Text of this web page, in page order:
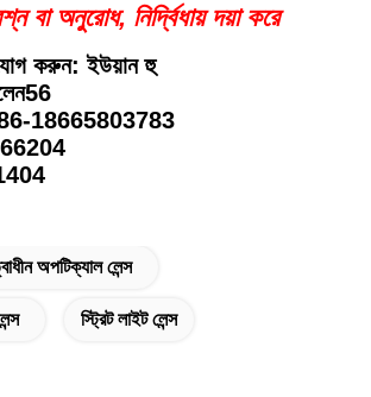
বা অনুরোধ, নির্দ্বিধায় দয়া করে
করুন: ইউয়ান হু
86-18665803783
অপটিক্যাল লেন্স
স্ট্রিট লাইট লেন্স